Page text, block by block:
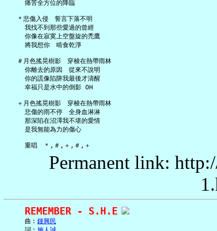
     痛苦全方位的降臨
   ＊悲傷入侵　誓言下落不明
     我找不到那些愛過的曾經
     你像在寂寞上空盤旋的禿鷹
     將我想你　啃食乾淨
   ＃月色搖晃樹影　穿梭在熱帶雨林
     你離去的原因　從來不說明
     你的謊像陷阱我最後才清醒
     幸福只是水中的倒影 OH
   ＋月色搖晃樹影　穿梭在熱帶雨林
     悲傷的雨不停　全身血淋淋
     那深陷在沼澤我不堪的愛情
     是我無能為力的傷心
Permanent link:
REMEMBER - S.H.E
     曲︰
鍾興民